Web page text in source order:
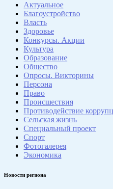
Актуальное
Благоустройство
Власть
Здоровье
Конкурсы. Акции
Культура
Образование
Общество
Опросы. Викторины
Персона
Право
Происшествия
Противодействие
Сельская жизнь
Специальный проект
Спорт
Фотогалерея
Экономика
Новости региона